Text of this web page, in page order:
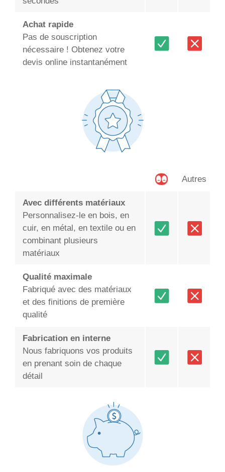
Achat rapide
Pas de souscription
nécessaire ! Obtenez votre
devis online instantanément
Autres
Avec différents matériaux
Personnalisez-le en bois, en
cuir, en métal, en textile ou en
combinant plusieurs
matériaux
Qualité maximale
Fabriqué avec des matériaux
et des finitions de première
qualité
Fabrication en interne
Nous fabriquons vos produits
en prenant soin de chaque
détail